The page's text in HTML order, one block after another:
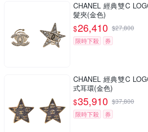
CHANEL 經典雙C
髮夾(金色)
$26,410 $27,800
限時下殺
券
CHANEL 經典雙C
式耳環(金色)
$35,910 $37,800
限時下殺
券